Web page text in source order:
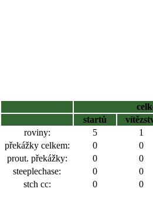
startů
roviny:
5 1
překážky celkem:
0 0
prout. překážky:
0 0
steeplechase:
0 0
stch cc:
0 0